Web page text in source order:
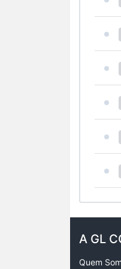
A GL
Quem